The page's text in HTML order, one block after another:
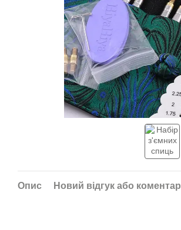
Опис Новий відгук або коментар